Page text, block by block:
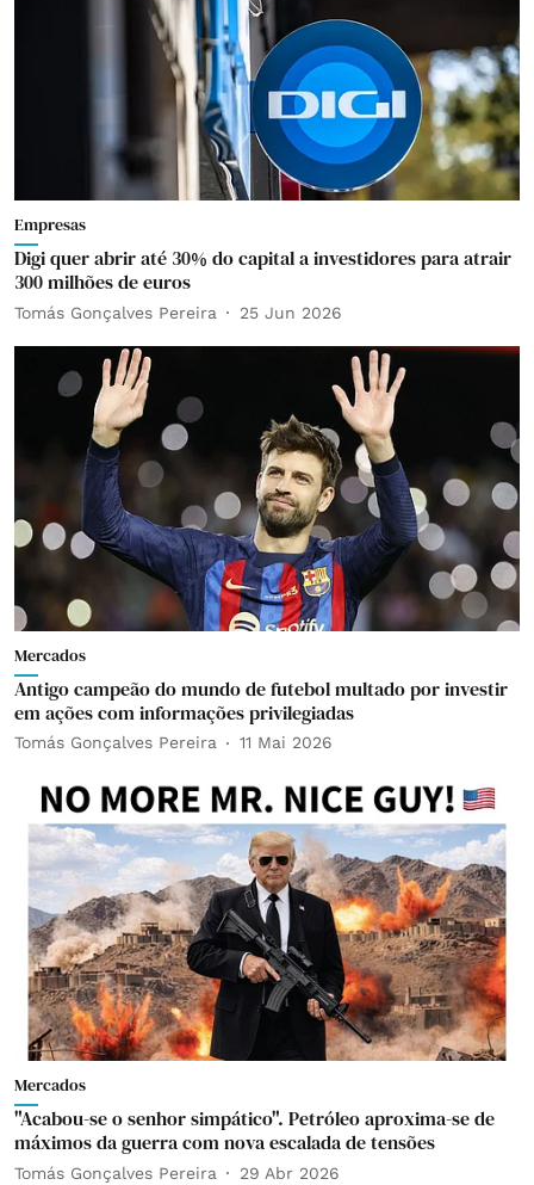
Empresas
Digi quer abrir até 30% do capital a investidores para atrair
300 milhões de euros
Tomás Gonçalves Pereira 25 Jun 2026
Mercados
Antigo campeão do mundo de futebol multado por investir
em ações com informações privilegiadas
Tomás Gonçalves Pereira 11 Mai 2026
Mercados
"Acabou-se o senhor simpático". Petróleo aproxima-se de
máximos da guerra com nova escalada de tensões
Tomás Gonçalves Pereira 29 Abr 2026